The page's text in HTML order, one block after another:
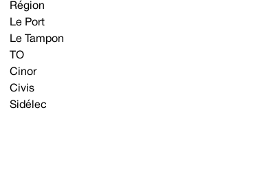
Région
Le Port
Le Tampon
TO
Cinor
Civis
Sidélec